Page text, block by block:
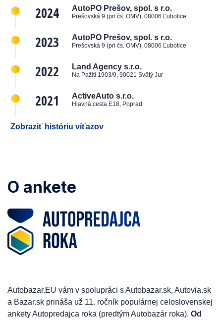
2024 AutoPO Prešov, spol. s r.o.
Prešovská 9 (pri čs. OMV), 08006 Ľubotice
2023 AutoPO Prešov, spol. s r.o.
Prešovská 9 (pri čs. OMV), 08006 Ľubotice
2022 Land Agency s.r.o.
Na Pažiti 1903/9, 90021 Svätý Jur
2021 ActiveAuto s.r.o.
Hlavná cesta E18, Poprad
Zobraziť históriu víťazov
O ankete
Autobazar.EU vám v spolupráci s Autobazar.sk, Autovia.sk
a Bazar.sk prináša už 11. ročník populárnej celoslovenskej
ankety Autopredajca roka (predtým Autobazár roka). Od